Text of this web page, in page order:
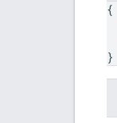
{
}